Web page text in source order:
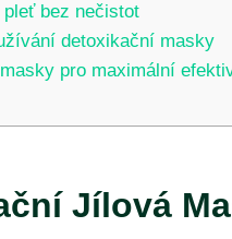
bez nečistot
detoxikační masky
pro maximální
Jílová